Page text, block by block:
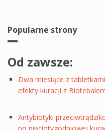
Popularne strony
Od zawsze:
Dwa miesiące z
efekty kuracji z
Antybiotyki